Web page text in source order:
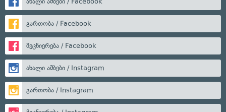
გართობა / Facebook
მეცნიერება / Facebook
ახალი ამბები / Instagram
გართობა / Instagram